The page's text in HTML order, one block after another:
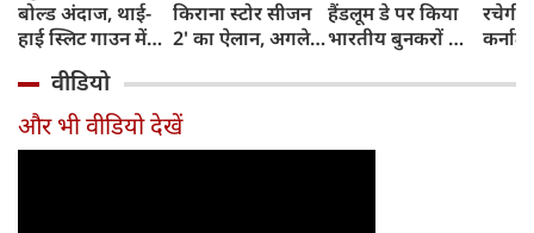
बोल्ड अंदाज, थाई-
हाई स्लिट गाउन में
वायरल
किराना स्टोर सीजन
2' का ऐलान, अगले
शूटिंग
हैंडलूम डे पर किया
भारतीय बुनकरों को
हैंडलूम सिल्क साड़ी
रचेगी
पहले
वीडियो
और भी वीडियो देखें